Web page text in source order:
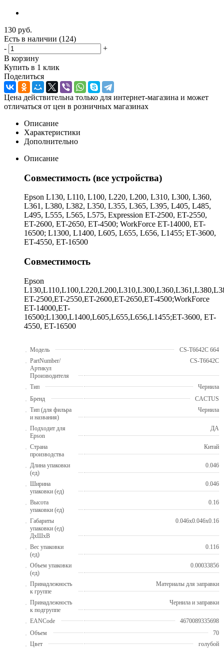
130 руб.
Есть в наличии (124)
-
+
В корзину
Купить в 1 клик
Поделиться
Цена действительна только для интернет-магазина и может
отличаться от цен в розничных магазинах
Описание
Характеристики
Дополнительно
Описание
Совместимость (все устройства)
Epson L130, L110, L100, L220, L200, L310, L300, L360,
L361, L380, L382, L350, L355, L365, L395, L405, L485,
L495, L555, L565, L575, Expression ET-2500, ET-2550,
ET-2600, ET-2650, ET-4500; WorkForce ET-14000, ET-
16500; L1300, L1400, L605, L655, L656, L1455; ET-3600,
ET-4550, ET-16500
Совместимость
Epson
ET-2500,ET-2550,ET-2600,ET-2650,ET-4500;WorkForce
ET-14000,ET-
16500;L1300,L1400,L605,L655,L656,L1455;ET-3600, ET-
4550, ET-16500
Модель
CS-T6642C 664
PartNumber/
Артикул
Производителя
CS-T6642C
Тип
Чернила
Бренд
CACTUS
Тип (для фильра
и названия)
Чернила
Подходит для
Epson
ДА
Страна
производства
Китай
Длина упаковки
(ед)
0.046
Ширина
упаковки (ед)
0.046
Высота
упаковки (ед)
0.16
Габариты
упаковки (ед)
ДхШхВ
0.046x0.046x0.16
Вес упаковки
(ед)
0.116
Объем упаковки
(ед)
0.00033856
Принадлежность
к группе
Материалы для заправки
Принадлежность
к подгруппе
Чернила и заправки
EANCode
4670089335698
Объем
70
Цвет
голубой